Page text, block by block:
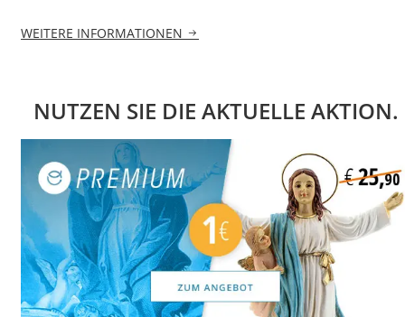
WEITERE INFORMATIONEN
NUTZEN SIE DIE AKTUELLE AKTION.